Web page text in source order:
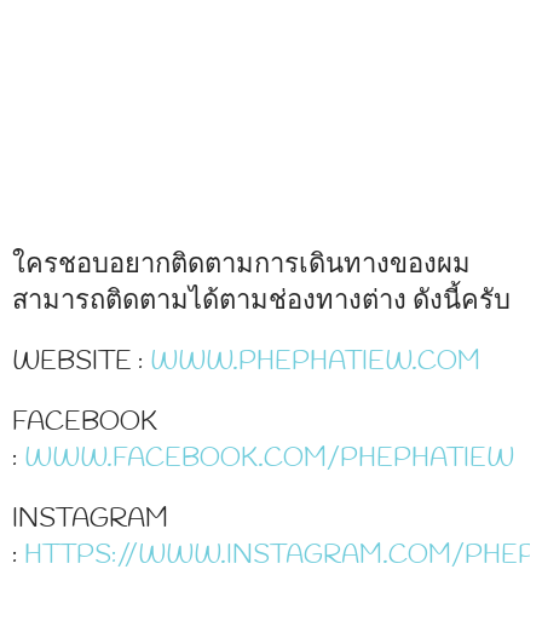
ใครชอบอยากติดตามการเดินทางของผม
สามารถติดตามได้ตามช่องทางต่าง ดังนี้ครับ
WEBSITE : WWW.PHEPHATIEW.COM
FACEBOOK
: WWW.FACEBOOK.COM/PHEPHATIEW
INSTAGRAM
: HTTPS://WWW.INSTAGRAM.COM/